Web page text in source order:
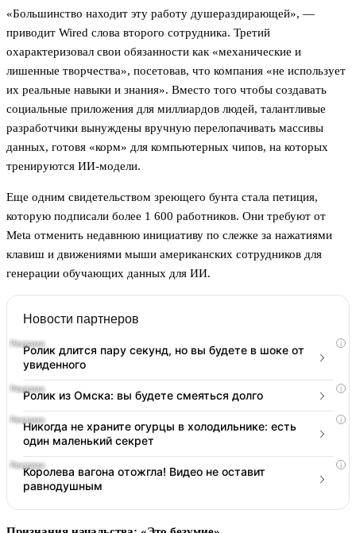
«Большинство находит эту работу душераздирающей», —
приводит Wired слова второго сотрудника. Третий
охарактеризовал свои обязанности как «механические и
лишенные творчества», посетовав, что компания «не использует
их реальные навыки и знания». Вместо того чтобы создавать
социальные приложения для миллиардов людей, талантливые
разработчики вынуждены вручную перелопачивать массивы
данных, готовя «корм» для компьютерных чипов, на которых
тренируются ИИ-модели.
Еще одним свидетельством зреющего бунта стала петиция,
которую подписали более 1 600 работников. Они требуют от
Meta отменить недавнюю инициативу по слежке за нажатиями
клавиш и движениями мыши американских сотрудников для
генерации обучающих данных для ИИ.
Новости партнеров
i
Ролик длится пару секунд, но вы будете в шоке от
увиденного
i
Ролик из Омска: вы будете смеяться долго
i
Никогда не храните огурцы в холодильнике: есть
один маленький секрет
i
Королева вагона отожгла! Видео не оставит
равнодушным